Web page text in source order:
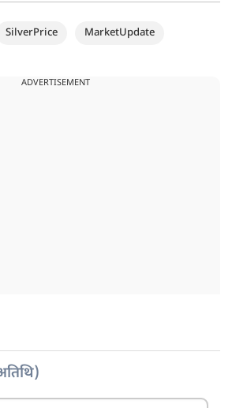
SilverPrice
MarketUpdate
ADVERTISEMENT